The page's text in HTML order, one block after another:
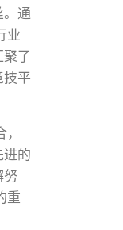
。通
业
了
技平
进的
努
重